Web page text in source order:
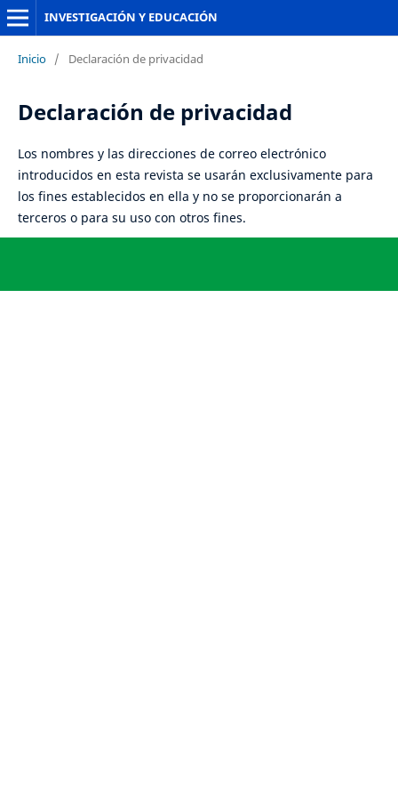
INVESTIGACIÓN Y EDUCACIÓN
Inicio / Declaración de privacidad
Declaración de privacidad
Los nombres y las direcciones de correo electrónico
introducidos en esta revista se usarán exclusivamente para
los fines establecidos en ella y no se proporcionarán a
terceros o para su uso con otros fines.